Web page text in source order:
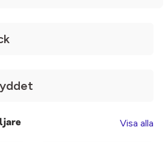
Visa alla